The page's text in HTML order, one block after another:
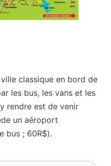
classique en bord de
les bus, les vans et les
rendre est de venir
un aéroport
bus ; 60R$).